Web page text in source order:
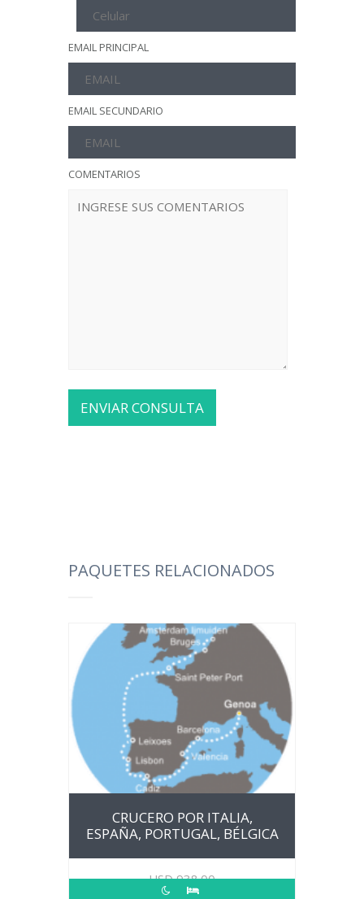
EMAIL PRINCIPAL
EMAIL SECUNDARIO
COMENTARIOS
PAQUETES RELACIONADOS
CRUCERO POR ITALIA,
ESPAÑA, PORTUGAL, BÉLGICA
USD938.00